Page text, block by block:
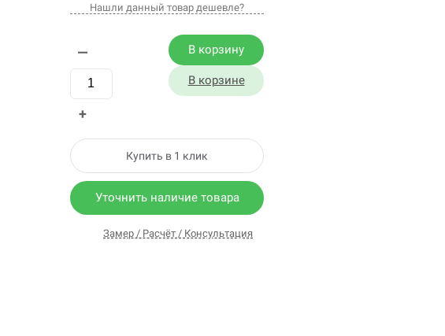
Нашли данный товар дешевле?
—
+
В корзину
В корзине
Купить в 1 клик
Уточнить наличие товара
Замер / Расчёт / Консультация